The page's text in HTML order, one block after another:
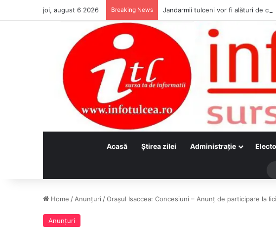
joi, august 6 2026 Breaking News Jandarmii tulceni vor fi alături de
Acasă Ştirea zilei Administraţie
Home /Anunţuri /Orașul Isaccea: Concesiuni – Anunț de participare la
Anunţuri